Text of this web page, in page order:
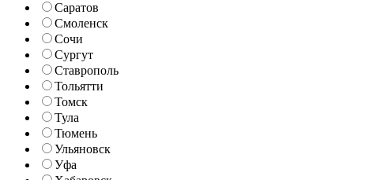
Саратов
Смоленск
Сочи
Сургут
Ставрополь
Тольятти
Томск
Тула
Тюмень
Ульяновск
Уфа